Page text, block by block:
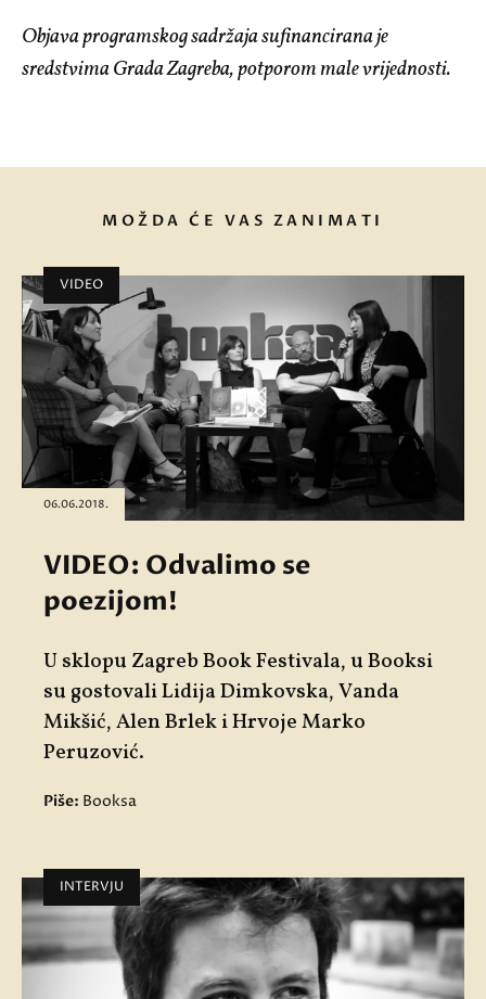
Objava programskog sadržaja sufinancirana je
sredstvima Grada Zagreba, potporom male vrijednosti.
MOŽDA ĆE VAS ZANIMATI
VIDEO
06.06.2018.
VIDEO: Odvalimo se
poezijom!
U sklopu Zagreb Book Festivala, u Booksi
su gostovali Lidija Dimkovska, Vanda
Mikšić, Alen Brlek i Hrvoje Marko
Peruzović.
Piše: Booksa
INTERVJU